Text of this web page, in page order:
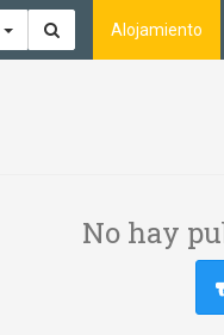
Alojamiento
No hay